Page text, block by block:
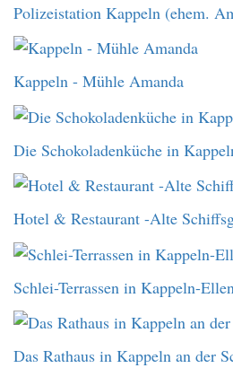
Polizeistation Kappeln (ehem.
Kappeln - Mühle Amanda
Die Schokoladenküche in
Hotel & Restaurant -Alte
Schlei-Terrassen in Kappeln-
Das Rathaus in Kappeln an der